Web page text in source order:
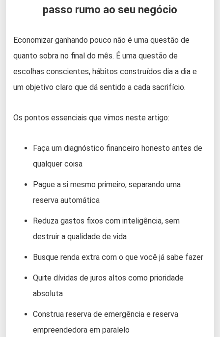
passo rumo ao seu negócio
Economizar ganhando pouco não é uma questão de
quanto sobra no final do mês. É uma questão de
escolhas conscientes, hábitos construídos dia a dia e
um objetivo claro que dá sentido a cada sacrifício.
Os pontos essenciais que vimos neste artigo:
Faça um diagnóstico financeiro honesto antes de
qualquer coisa
Pague a si mesmo primeiro, separando uma
reserva automática
Reduza gastos fixos com inteligência, sem
destruir a qualidade de vida
Busque renda extra com o que você já sabe fazer
Quite dívidas de juros altos como prioridade
absoluta
Construa reserva de emergência e reserva
empreendedora em paralelo